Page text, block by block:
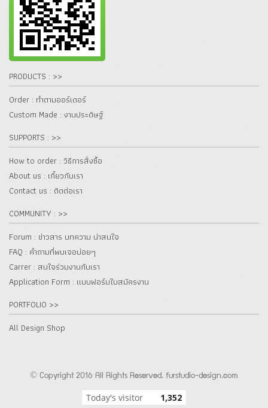
PRODUCTS : >>
Order : ทำตามออร์เดอร์
Custom Made : งานประดิษฐ์
SUPPORTS : >>
How to order : วิธีการสั่งซื้อ
About us : เกี๋ยวกับเรา
Contact us : ติดต่อเรา
COMMUNITY : >>
Forum : ข่าวสาร บทความ น่าสนใจ
FAQ : คำถามที่พบเจอบ่อยๆ
Carrer : สนใจร่วมงานกับเรา
Application Form : แบบฟอร์มใบสมัครงาน
PORTFOLIO >>
All Design Shop
© Copyright 2016 All Rights Reserved. furstudio-design.com
Today's visitor 1,352